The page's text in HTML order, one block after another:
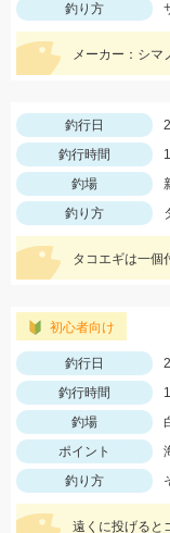
釣り方
釣行日
釣行時間
釣場
釣り方
タコエギは一個
初心者向け
釣行日
釣行時間
釣場
ポイント
釣り方